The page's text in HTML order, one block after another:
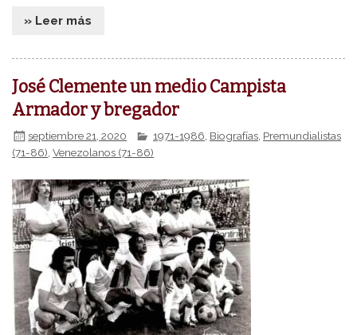
» Leer más
José Clemente un medio Campista
Armador y bregador
septiembre 21, 2020 1971-1986 Biografías Premundialistas
(71-86) ,Venezolanos (71-86)